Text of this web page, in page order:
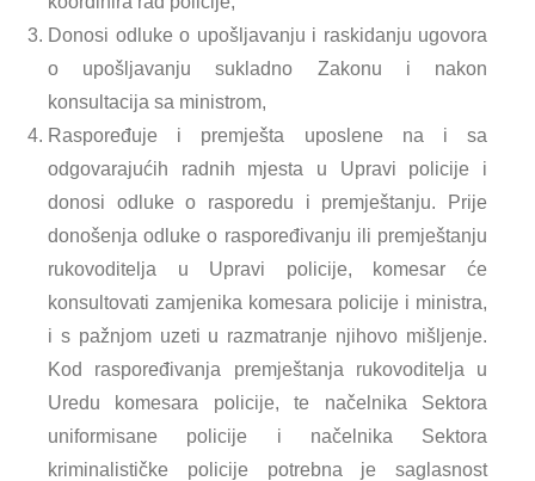
Donosi odluke o upošljavanju i raskidanju ugovora
o upošljavanju sukladno Zakonu i nakon
konsultacija sa ministrom,
Raspoređuje i premješta uposlene na i sa
odgovarajućih radnih mjesta u Upravi policije i
donosi odluke o rasporedu i premještanju. Prije
donošenja odluke o raspoređivanju ili premještanju
rukovoditelja u Upravi policije, komesar će
konsultovati zamjenika komesara policije i ministra,
i s pažnjom uzeti u razmatranje njihovo mišljenje.
Kod raspoređivanja premještanja rukovoditelja u
Uredu komesara policije, te načelnika Sektora
uniformisane policije i načelnika Sektora
kriminalističke policije potrebna je saglasnost